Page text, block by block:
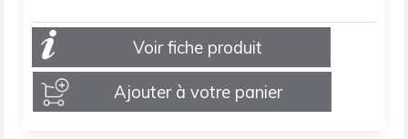
Voir fiche produit
Ajouter à votre panier